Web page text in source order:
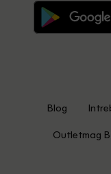
Blog
Outletmag